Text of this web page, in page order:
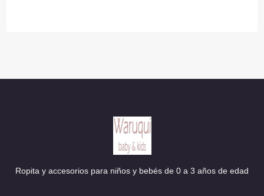
Ropita y accesorios para niños y bebés de 0 a 3 años de edad